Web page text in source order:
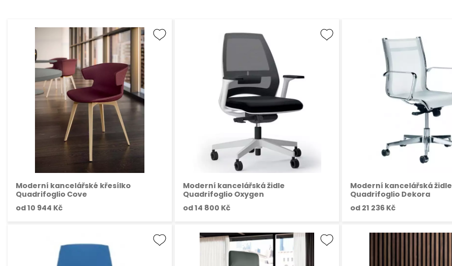
Moderní kancelářské křesílko
Quadrifoglio Cove
od10 944 Kč
Moderní kancelářská židle
Quadrifoglio Oxygen
od14 800 Kč
Moderní kancelářská židle
Quadrifoglio Dekora
od 21 236 Kč